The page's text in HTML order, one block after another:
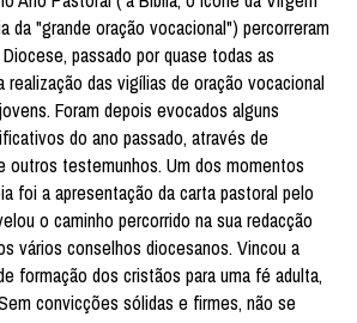
da "grande oração vocacional") percorreram
passado por quase todas as
realização das vigílias de oração vocacional
Foram depois evocados alguns
do ano passado, através de
outros testemunhos. Um dos momentos
foi a apresentação da carta pastoral pelo
o caminho percorrido na sua redacção
vários conselhos diocesanos. Vincou a
formação dos cristãos para uma fé adulta,
convicções sólidas e firmes, não se